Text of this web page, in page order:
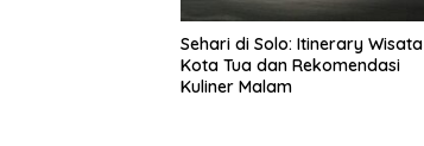
Sehari di Solo: Itinerary Wisata
Kota Tua dan Rekomendasi
Kuliner Malam